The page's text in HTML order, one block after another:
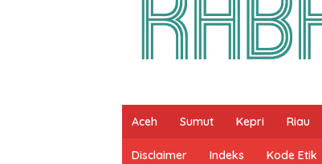
Aceh Sumut Kepri Riau
Disclaimer Indeks Kode Etik